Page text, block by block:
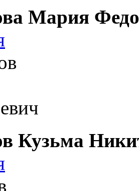
Мария
Кузьма